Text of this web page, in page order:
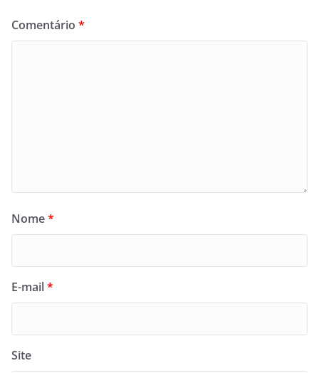
Comentário *
Nome*
E-mail*
Site